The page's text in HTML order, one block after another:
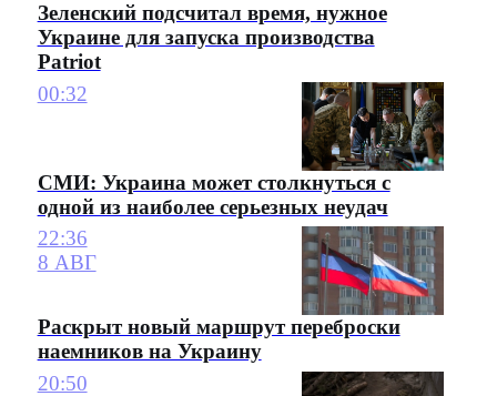
Зеленский подсчитал время, нужное
Украине для запуска производства
Patriot
00:32
СМИ: Украина может столкнуться с
одной из наиболее серьезных неудач
22:36
8 АВГ
Раскрыт новый маршрут переброски
наемников на Украину
20:50